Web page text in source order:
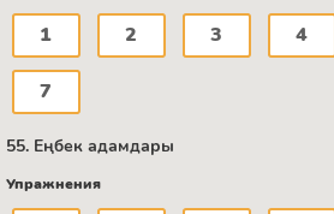
1 2 3 4
7
55. Еңбек адамдары
Упражнения